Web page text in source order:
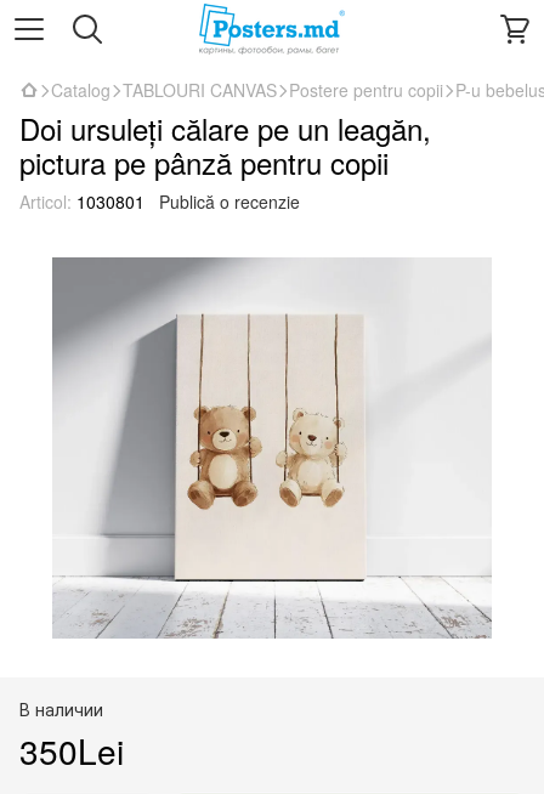
Catalog TABLOURI CANVAS Postere pentru copii P-u
Doi ursuleți călare pe un leagăn,
pictura pe pânză pentru copii
Articol: 1030801 Publică o recenzie
В наличии
350Lei